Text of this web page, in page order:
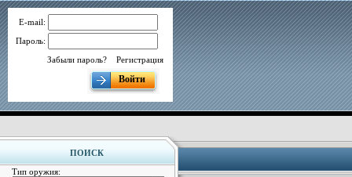
E-mail:
Пароль:
Забыли пароль?
Регистрация
Войти
ПОИСК
Тип оружия: